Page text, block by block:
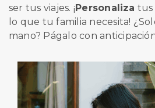
ser tus viajes. ¡Personaliza tus
lo que tu familia necesita!
mano? Págalo con